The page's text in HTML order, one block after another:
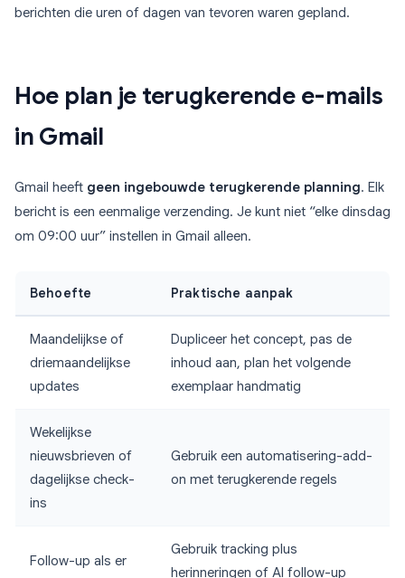
berichten die uren of dagen van tevoren waren gepland.
Hoe plan je terugkerende e-mails
in Gmail
Gmail heeft geen ingebouwde terugkerende planning. Elk
bericht is een eenmalige verzending. Je kunt niet “elke dinsdag
om 09:00 uur” instellen in Gmail alleen.
Behoefte Praktische aanpak
Maandelijkse of
driemaandelijkse
updates
Dupliceer het concept, pas de
inhoud aan, plan het volgende
exemplaar handmatig
Wekelijkse
nieuwsbrieven of
dagelijkse check-
ins
Gebruik een automatisering-add-
on met terugkerende regels
Follow-up als er
Gebruik tracking plus
herinneringen of AI follow-up